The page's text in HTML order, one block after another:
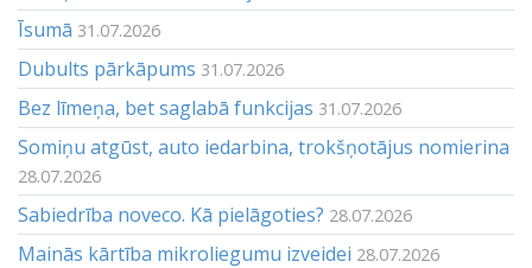
Īsumā 31.07.2026
Dubults pārkāpums 31.07.2026
Bez līmeņa, bet saglabā funkcijas 31.07.2026
Somiņu atgūst, auto iedarbina, trokšņotājus nomierina
28.07.2026
Sabiedrība noveco. Kā pielāgoties? 28.07.2026
Mainās kārtība mikroliegumu izveidei 28.07.2026